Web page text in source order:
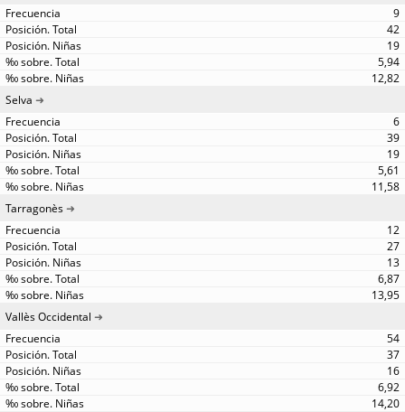
9
42
19
5,94
12,82
Selva
6
39
19
5,61
11,58
Tarragonès
12
27
13
6,87
13,95
Vallès Occidental
54
37
16
6,92
14,20